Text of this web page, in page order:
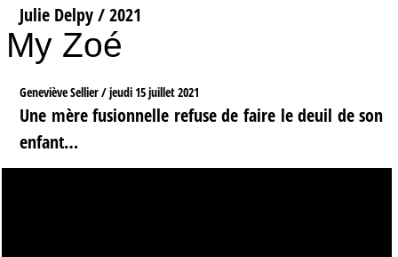
Tribunes
Bloc-notes
Archives
S’abonner à la Lettre !
Julie Delpy / 2021
My Zoé
Geneviève Sellier /jeudi 15 juillet 2021
Une mère fusionnelle refuse de faire le deuil de son
enfant…